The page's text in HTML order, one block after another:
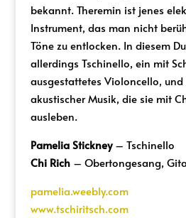
bekannt. Theremin ist jenes
Instrument, das man nicht
Töne zu entlocken. In diesem
allerdings Tschinello, ein mit
ausgestattetes Violoncello, und
akustischer Musik, die sie mit
ausleben.
Pamelia Stickney– Tschinello
Chi Rich– Obertongesang,
pamelia.weebly.com
www.tschiritsch.com